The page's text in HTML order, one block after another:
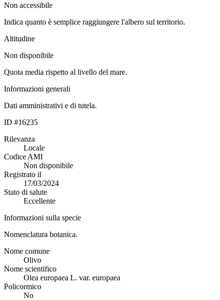
Non accessibile
Indica quanto è semplice raggiungere l'albero sul territorio.
Altitudine
Non disponibile
Quota media rispetto al livello del mare.
Informazioni generali
Dati amministrativi e di tutela.
ID #16235
Rilevanza
Locale
Codice AMI
Non disponibile
Registrato il
17/03/2024
Stato di salute
Eccellente
Informazioni sulla specie
Nomenclatura botanica.
Nome comune
Olivo
Nome scientifico
Olea europaea L. var. europaea
Policormico
No